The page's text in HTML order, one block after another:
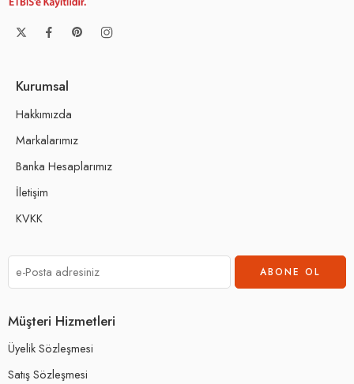
Kurumsal
Hakkımızda
Markalarımız
Banka Hesaplarımız
İletişim
KVKK
Müşteri Hizmetleri
Üyelik Sözleşmesi
Satış Sözleşmesi